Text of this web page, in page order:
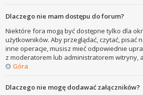
Dlaczego nie mam dostępu do forum?
Niektóre fora mogą być dostępne tylko dla
użytkowników. Aby przeglądać, czytać, pisać
inne operacje, musisz mieć odpowiednie
z moderatorem lub administratorem witryny,
Góra
Dlaczego nie mogę dodawać załączników?